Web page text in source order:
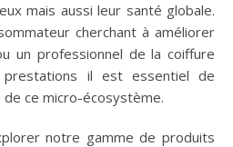
mais aussi leur santé globale.
cherchant à améliorer
un professionnel de la coiffure
prestations il est essentiel de
de ce micro-écosystème.
notre gamme de produits